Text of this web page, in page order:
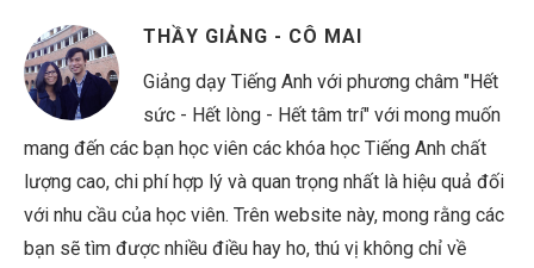
THẦY GIẢNG - CÔ MAI
Giảng dạy Tiếng Anh với phương châm "Hết
sức - Hết lòng - Hết tâm trí" với mong muốn
mang đến các bạn học viên các khóa học Tiếng Anh chất
lượng cao, chi phí hợp lý và quan trọng nhất là hiệu quả đối
với nhu cầu của học viên. Trên website này, mong rằng các
bạn sẽ tìm được nhiều điều hay ho, thú vị không chỉ về